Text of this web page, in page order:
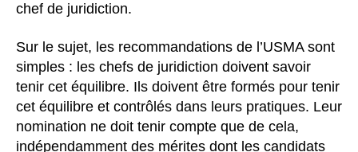
chef de juridiction.
Sur le sujet, les recommandations de l’USMA sont
simples : les chefs de juridiction doivent savoir
tenir cet équilibre. Ils doivent être formés pour tenir
cet équilibre et contrôlés dans leurs pratiques. Leur
nomination ne doit tenir compte que de cela,
indépendamment des mérites dont les candidats